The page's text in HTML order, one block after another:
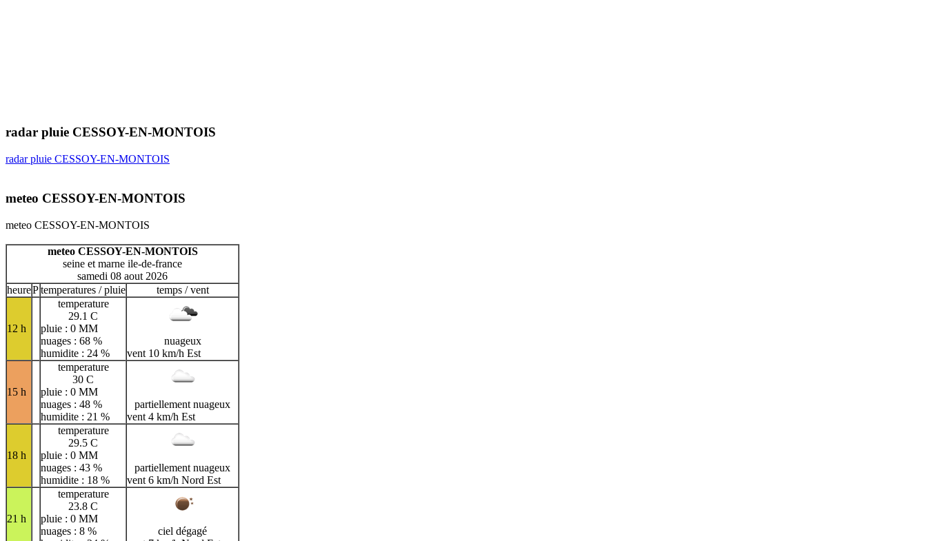
radar pluie CESSOY-EN-MONTOIS
radar pluie CESSOY-EN-MONTOIS
meteo CESSOY-EN-MONTOIS
meteo CESSOY-EN-MONTOIS
meteo CESSOY-EN-MONTOIS
seine et marne ile-de-france
samedi 08 aout 2026
heurePtemperatures / pluie temps / vent
12 h
temperature
29.1 C
pluie : 0 MM
nuages : 68 %
humidite : 24 %
nuageux
vent 10 km/h Est
15 h
temperature
30 C
pluie : 0 MM
nuages : 48 %
humidite : 21 %
partiellement nuageux
vent 4 km/h Est
18 h
temperature
29.5 C
pluie : 0 MM
nuages : 43 %
humidite : 18 %
partiellement nuageux
vent 6 km/h Nord Est
21 h
temperature
23.8 C
pluie : 0 MM
nuages : 8 %
ciel dégagé